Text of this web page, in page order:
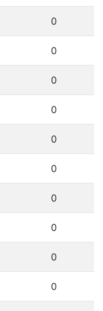
0
0
0
0
0
0
0
0
0
0